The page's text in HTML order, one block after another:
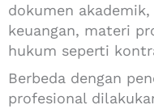
dokumen
keuangan, materi
hukum seperti
Berbeda dengan
profesional